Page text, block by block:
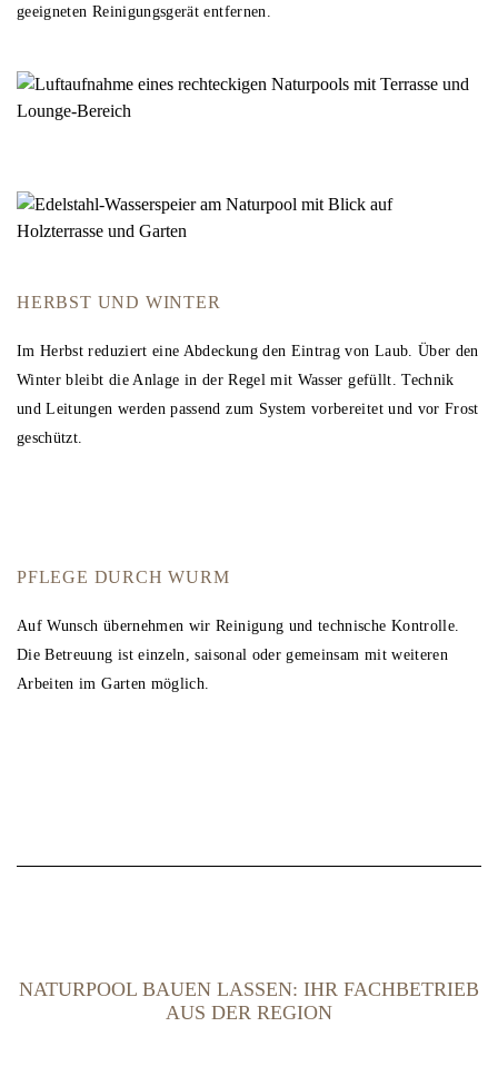
geeigneten Reinigungsgerät entfernen.
HERBST UND WINTER
Im Herbst reduziert eine Abdeckung den Eintrag von Laub. Über den
Winter bleibt die Anlage in der Regel mit Wasser gefüllt. Technik
und Leitungen werden passend zum System vorbereitet und vor Frost
geschützt.
PFLEGE DURCH WURM
Auf Wunsch übernehmen wir Reinigung und technische Kontrolle.
Die Betreuung ist einzeln, saisonal oder gemeinsam mit weiteren
Arbeiten im Garten möglich.
NATURPOOL BAUEN LASSEN: IHR FACHBETRIEB
AUS DER REGION